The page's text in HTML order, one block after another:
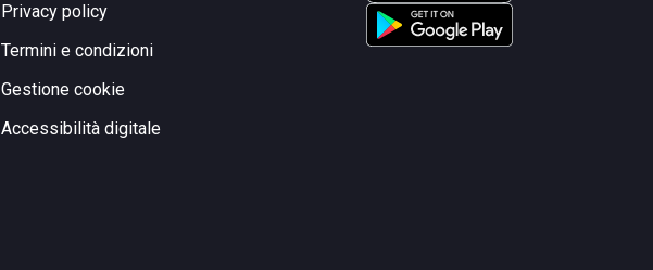
Privacy policy
Termini e condizioni
Gestione cookie
Accessibilità digitale